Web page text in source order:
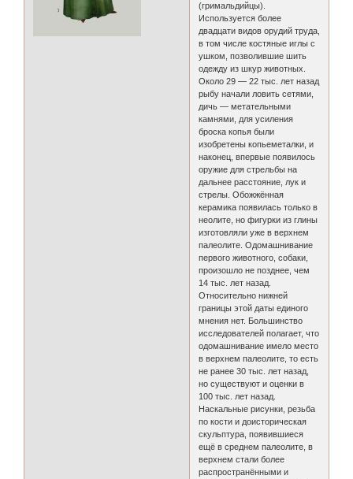
(гримальдийцы).
Используется более
двадцати видов орудий труда,
в том числе костяные иглы с
ушком, позволившие шить
одежду из шкур животных.
Около 29 — 22 тыс. лет назад
рыбу начали ловить сетями,
дичь — метательными
камнями, для усиления
броска копья были
изобретены копьеметалки, и
наконец, впервые появилось
оружие для стрельбы на
дальнее расстояние, лук и
стрелы. Обожжённая
керамика появилась только в
неолите, но фигурки из глины
изготовляли уже в верхнем
палеолите. Одомашнивание
первого животного, собаки,
произошло не позднее, чем
14 тыс. лет назад.
Относительно нижней
границы этой даты единого
мнения нет. Большинство
исследователей полагает, что
одомашнивание имело место
в верхнем палеолите, то есть
не ранее 30 тыс. лет назад,
но существуют и оценки в
100 тыс. лет назад.
Наскальные рисунки, резьба
по кости и доисторическая
скульптура, появившиеся
ещё в среднем палеолите, в
верхнем стали более
распространёнными и